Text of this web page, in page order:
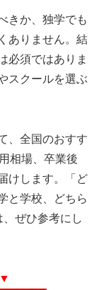
きか、独学でも
ありません。結
必須ではありま
スクールを選ぶ
、全国のおすす
相場、卒業後
けします。「ど
と学校、どちら
ぜひ参考にし
▼